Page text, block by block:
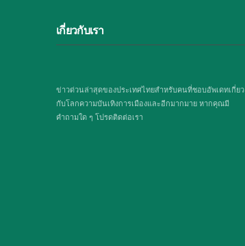
เกี่ยวกับเรา
ข่าวด่วนล่าสุดของประเทศไทยสำหรับคนที่ชอบอัพเดทเกี่ยว
กับโลกความบันเทิงการเมืองและอีกมากมาย หากคุณมี
คำถามใด ๆ โปรดติดต่อเรา